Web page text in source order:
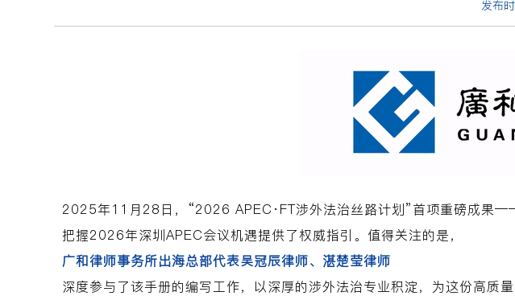
发布
2025年11月28日，“2026 APEC·FT涉外法治丝路计划”首项重磅成果
把握2026年深圳APEC会议机遇提供了权威指引。值得关注的是，
广和律师事务所出海总部代表吴冠辰律师、湛楚莹律师
深度参与了该手册的编写工作，以深厚的涉外法治专业积淀，为这份高质